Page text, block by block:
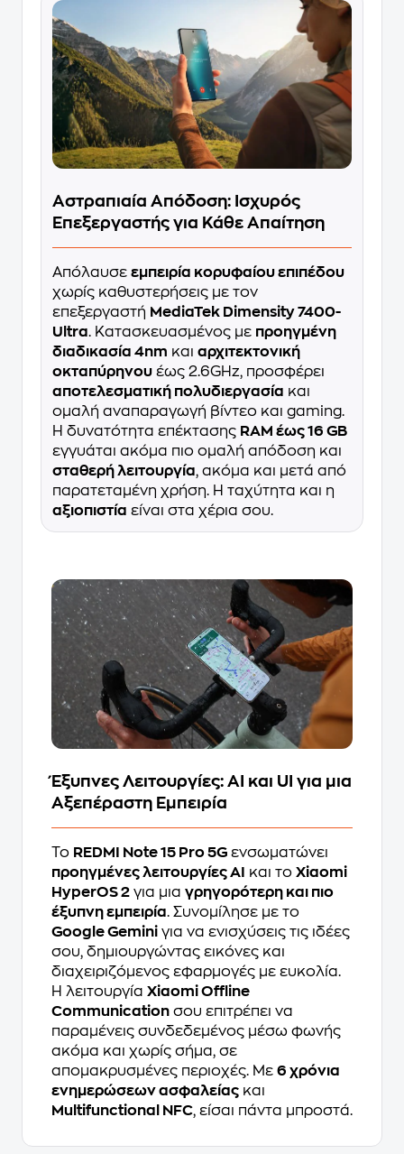
Αστραπιαία Απόδοση: Ισχυρός
Επεξεργαστής για Κάθε Απαίτηση
Απόλαυσε εμπειρία κορυφαίου επιπέδου
χωρίς καθυστερήσεις με τον
επεξεργαστή MediaTek Dimensity 7400-
Ultra. Κατασκευασμένος με προηγμένη
διαδικασία 4nm και αρχιτεκτονική
οκταπύρηνου έως 2.6GHz, προσφέρει
αποτελεσματική πολυδιεργασία και
ομαλή αναπαραγωγή βίντεο και gaming.
Η δυνατότητα επέκτασης RAM έως 16 GB
εγγυάται ακόμα πιο ομαλή απόδοση και
σταθερή λειτουργία, ακόμα και μετά από
παρατεταμένη χρήση. Η ταχύτητα και η
αξιοπιστία είναι στα χέρια σου.
Έξυπνες Λειτουργίες: AI και UI για μια
Αξεπέραστη Εμπειρία
Το REDMI Note 15 Pro 5G ενσωματώνει
προηγμένες λειτουργίες AI
και το Xiaomi
HyperOS 2 για μια γρηγορότερη και πιο
έξυπνη εμπειρία. Συνομίλησε με το
Google Gemini για να ενισχύσεις τις ιδέες
σου, δημιουργώντας εικόνες και
διαχειριζόμενος εφαρμογές με ευκολία.
Η λειτουργία Xiaomi Offline
Communication σου επιτρέπει να
παραμένεις συνδεδεμένος μέσω φωνής
ακόμα και χωρίς σήμα, σε
απομακρυσμένες περιοχές. Με 6 χρόνια
ενημερώσεων ασφαλείας και
Multifunctional NFC, είσαι πάντα μπροστά.